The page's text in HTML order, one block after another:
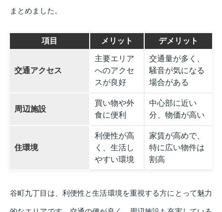
まとめました。
項目 メリット デメリット
交通アクセス
主要エリア
へのアクセ
スが良好
交通量が多く、
騒音が気になる
場合がある
周辺施設
買い物や外
食に便利
中心部に近い
分、物価が高い
住環境
利便性が高
く、生活し
やすい環境
家賃が高めで、
特に広い物件は
割高
谷町九丁目は、利便性と生活環境を重視する方にとって魅力